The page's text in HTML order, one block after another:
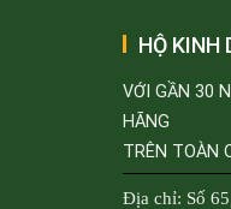
HỘ KINH
VỚI GẦN 30
HÃNG
TRÊN TOÀN
Địa chỉ: Số